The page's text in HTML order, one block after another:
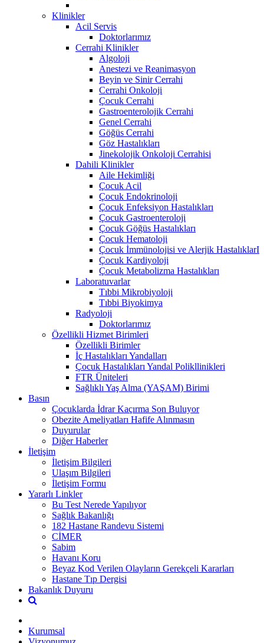
Klinikler
Acil Servis
Doktorlarımız
Cerrahi Klinikler
Algoloji
Anestezi ve Reanimasyon
Beyin ve Sinir Cerrahi
Cerrahi Onkoloji
Çocuk Cerrahi
Gastroenterolojik Cerrahi
Genel Cerrahi
Göğüs Cerrahi
Göz Hastalıkları
Jinekolojik Onkoloji Cerrahisi
Dahili Klinikler
Aile Hekimliği
Çocuk Acil
Çocuk Endokrinoloji
Çocuk Enfeksiyon Hastalıkları
Çocuk Gastroenteroloji
Çocuk Göğüs Hastalıkları
Çocuk Hematoloji
Çocuk İmmünolojisi ve Alerjik HastalıklarI
Çocuk Kardiyoloji
Çocuk Metabolizma Hastalıkları
Laboratuvarlar
Tıbbi Mikrobiyoloji
Tıbbi Biyokimya
Radyoloji
Doktorlarımız
Özellikli Hizmet Birimleri
Özellikli Birimler
İç Hastalıkları Yandalları
Çocuk Hastalıkları Yandal Polikllinikleri
FTR Üniteleri
Sağlıklı Yaş Alma (YAŞAM) Birimi
Basın
Çocuklarda İdrar Kaçırma Son Buluyor
Obezite Ameliyatları Hafife Alınmasın
Duyurular
Diğer Haberler
İletişim
İletişim Bilgileri
Ulaşım Bilgileri
İletişim Formu
Yararlı Linkler
Bu Test Nerede Yapılıyor
Sağlık Bakanlığı
182 Hastane Randevu Sistemi
CİMER
Sabim
Havanı Koru
Beyaz Kod Verilen Olayların Gerekçeli Kararları
Hastane Tıp Dergisi
Bakanlık Duyuru
Kurumsal